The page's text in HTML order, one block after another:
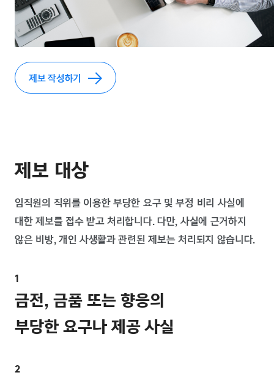
제보 작성하기
제보 대상
임직원의 직위를 이용한 부당한 요구 및 부정 비리 사실에
대한 제보를 접수 받고 처리합니다. 다만, 사실에 근거하지
않은 비방, 개인 사생활과 관련된 제보는 처리되지 않습니다.
금전, 금품 또는 향응의
부당한 요구나 제공 사실